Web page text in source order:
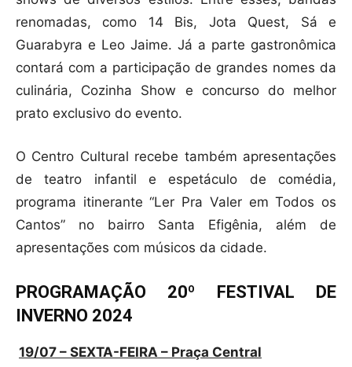
renomadas, como 14 Bis, Jota Quest, Sá e
Guarabyra e Leo Jaime. Já a parte gastronômica
contará com a participação de grandes nomes da
culinária, Cozinha Show e concurso do melhor
prato exclusivo do evento.
O Centro Cultural recebe também apresentações
de teatro infantil e espetáculo de comédia,
programa itinerante “Ler Pra Valer em Todos os
Cantos” no bairro Santa Efigênia, além de
apresentações com músicos da cidade.
PROGRAMAÇÃO 20º FESTIVAL DE
INVERNO 2024
19/07 – SEXTA-FEIRA – Praça Central